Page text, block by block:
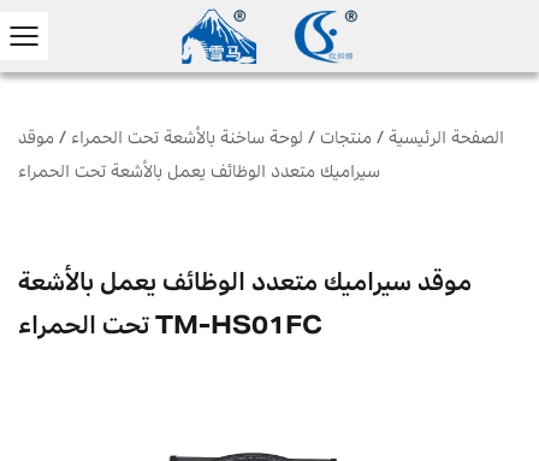
الصفحة الرئيسية / منتجات / لوحة ساخنة بالأشعة تحت الحمراء / موقد
سيراميك متعدد الوظائف يعمل بالأشعة تحت الحمراء
موقد سيراميك متعدد الوظائف يعمل بالأشعة
تحت الحمراء TM-HS01FC